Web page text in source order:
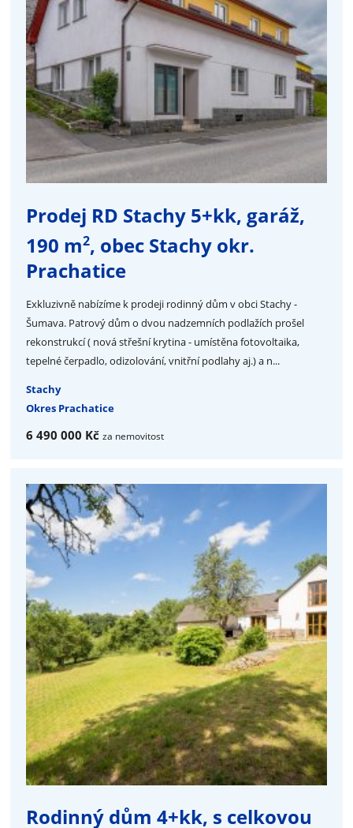
Prodej RD Stachy 5+kk, garáž,
190 m2, obec Stachy okr.
Prachatice
Exkluzivně nabízíme k prodeji rodinný dům v obci Stachy -
Šumava. Patrový dům o dvou nadzemních podlažích prošel
rekonstrukcí ( nová střešní krytina - umístěna fotovoltaika,
tepelné čerpadlo, odizolování, vnitřní podlahy aj.) a n...
Stachy
Okres Prachatice
6 490 000 Kč za nemovitost
Rodinný dům 4+kk, s celkovou